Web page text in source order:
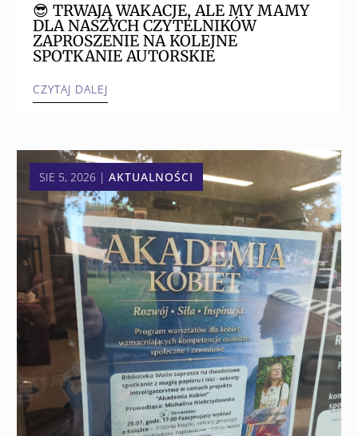
😎 TRWAJĄ WAKACJE, ALE MY MAMY
DLA NASZYCH CZYTELNIKÓW
ZAPROSZENIE NA KOLEJNE
SPOTKANIE AUTORSKIE
CZYTAJ DALEJ
SIE 5, 2026 |AKTUALNOŚCI